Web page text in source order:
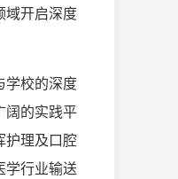
域开启深度
学校的深度
阔的实践平
护理及口腔
学行业输送